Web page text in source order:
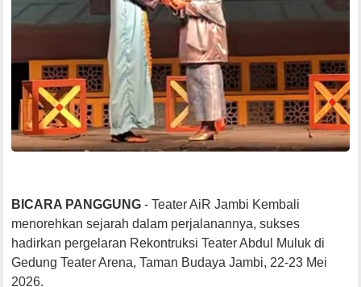
BICARA PANGGUNG - Teater AiR Jambi Kembali
menorehkan sejarah dalam perjalanannya, sukses
hadirkan pergelaran Rekontruksi Teater Abdul Muluk di
Gedung Teater Arena, Taman Budaya Jambi, 22-23 Mei
2026.